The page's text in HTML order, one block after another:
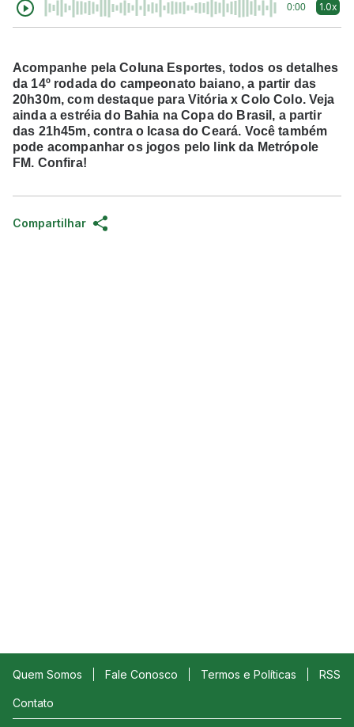
0:00 1.0x
Acompanhe pela Coluna Esportes, todos os detalhes
da 14º rodada do campeonato baiano, a partir das
20h30m, com destaque para Vitória x Colo Colo. Veja
ainda a estréia do Bahia na Copa do Brasil, a partir
das 21h45m, contra o Icasa do Ceará. Você também
pode acompanhar os jogos pelo link da Metrópole
FM. Confira!
Compartilhar
Quem Somos Fale Conosco Termos e Políticas RSS
Contato